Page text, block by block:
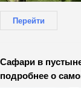
Перейти
Сафари в
подробнее о